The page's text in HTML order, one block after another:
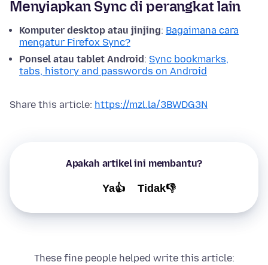
Menyiapkan Sync di perangkat lain
Komputer desktop atau jinjing: Bagaimana cara
mengatur Firefox Sync?
Ponsel atau tablet Android: Sync bookmarks,
tabs, history and passwords on Android
Share this article: https://mzl.la/3BWDG3N
Apakah artikel ini membantu?
Ya👍 Tidak👎
These fine people helped write this article: